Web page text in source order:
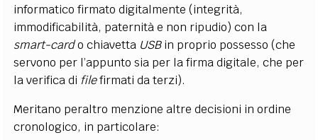
informatico firmato digitalmente (integrità,
immodificabilità, paternità e non ripudio) con la
smart-cardo chiavetta USBin proprio possesso (che
servono per l’appunto sia per la firma digitale, che per
la verifica di filefirmati da terzi).
Meritano peraltro menzione altre decisioni in ordine
cronologico, in particolare: